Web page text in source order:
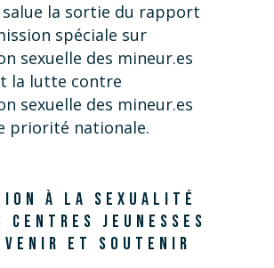
salue la sortie du rapport
spéciale sur
sexuelle des mineur.es
la lutte contre
sexuelle des mineur.es
priorité nationale.
À LA SEXUALITÉ
CENTRES JEUNESSES
ET SOUTENIR